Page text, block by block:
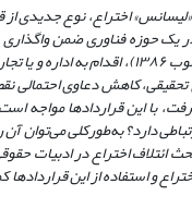
اختراع، نوع جدیدی
یک حوزه فناوری ضمن
مالکیت فکری برای آنها به رسمیت شناخته (ماده (۱۵) قانون ثبت
کاهش دعاوی احتمالی
با این قراردادها مواجه
ائتلاف اختراع در ادبیات
و استفاده از این